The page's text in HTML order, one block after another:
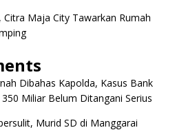
Citra Maja City Tawarkan Rumah
Dibahas Kapolda, Kasus Bank
Miliar Belum Ditangani Serius
Murid SD di Manggarai